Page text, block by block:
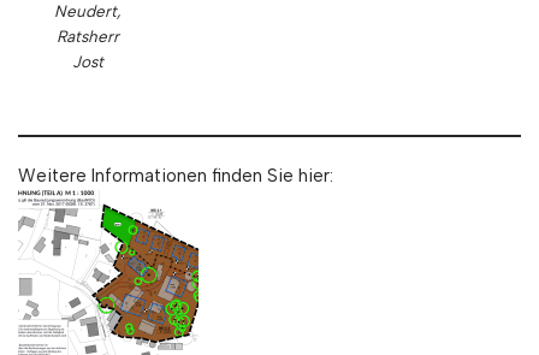
Neudert,
Ratsherr
Jost
Weitere Informationen finden Sie hier: